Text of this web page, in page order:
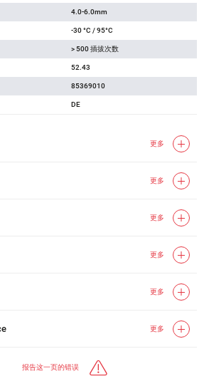
4.0-6.0mm
-30 °C / 95°C
> 500 插拔次数
52.43
85369010
DE
更多
更多
更多
更多
更多
更多
报告这一页的错误